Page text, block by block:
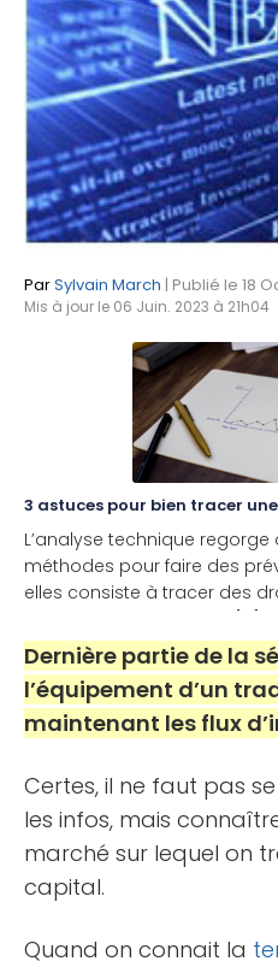
ParSylvain March | Publié le 18
Mis à jour le 06 Juin. 2023 à 21h04
3 astuces pour bien tracer
L’analyse technique regorge
méthodes pour faire des
elles consiste à tracer des
Dernière partie de la
l’équipement d’un
maintenant les flux
Certes, il ne faut pas
les infos, mais
marché sur lequel on
capital.
Quand on connait la